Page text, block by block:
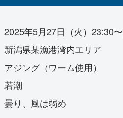
2025年5月27日（火）23:30
新潟県某漁港湾内エリア
アジング（ワーム使用）
若潮
曇り、風は弱め